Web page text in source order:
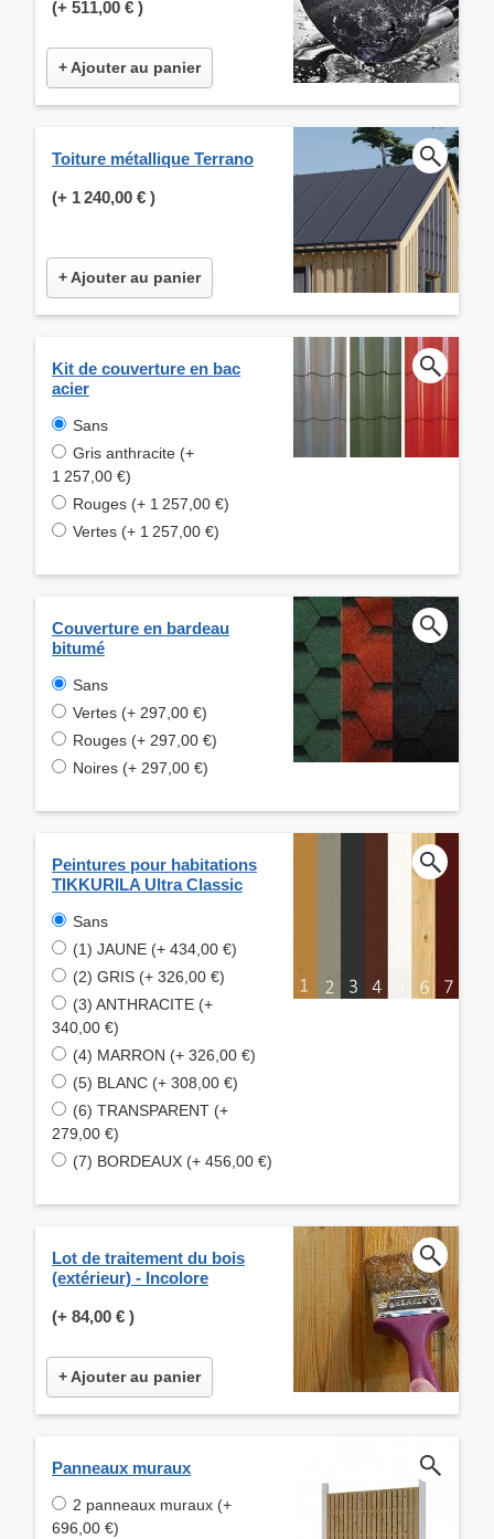
(+ 511,00 € )
+ Ajouter au panier
Toiture métallique Terrano
(+ 1 240,00 € )
+ Ajouter au panier
Kit de couverture en bac
acier
Sans
Gris anthracite (+
1 257,00 €)
Rouges (+ 1 257,00 €)
Vertes (+ 1 257,00 €)
Couverture en bardeau
bitumé
Sans
Vertes (+ 297,00 €)
Rouges (+ 297,00 €)
Noires (+ 297,00 €)
Peintures pour habitations
TIKKURILA Ultra Classic
Sans
(1) JAUNE (+ 434,00 €)
(2) GRIS (+ 326,00 €)
(3) ANTHRACITE (+
340,00 €)
(4) MARRON (+ 326,00 €)
(5) BLANC (+ 308,00 €)
(6) TRANSPARENT (+
279,00 €)
(7) BORDEAUX (+ 456,00 €)
Lot de traitement du bois
(extérieur) - Incolore
(+ 84,00 € )
+ Ajouter au panier
Panneaux muraux
2 panneaux muraux (+
696,00 €)